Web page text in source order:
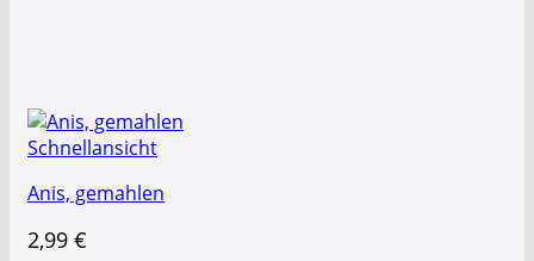
Schnellansicht
Anis, gemahlen
2,99 €